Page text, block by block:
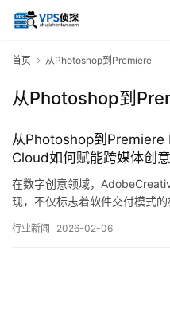
首页 从Photoshop到Premiere
从Photoshop到
从Photoshop到
Cloud如何赋能跨媒体创
在数字创意领域，
现，不仅标志着软件交付模式
PremierePro，这一系列工具构
行业新闻 2026-02-06